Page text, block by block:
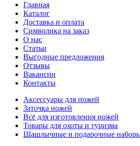
Главная
Каталог
Доставка и оплата
Символика на заказ
О нас
Статьи
Выгодные предложения
Отзывы
Вакансии
Контакты
Аксессуары для ножей
Заточка ножей
Всё для изготовления ножей
Товары для охоты и туризма
Шашлычные и подарочные